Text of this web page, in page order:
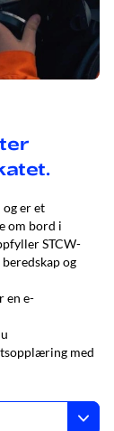
er et
om bord i
STCW-
og
en e-
med